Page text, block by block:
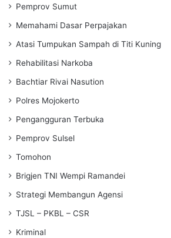
Pemprov Sumut
Memahami Dasar Perpajakan
Atasi Tumpukan Sampah di Titi Kuning
Rehabilitasi Narkoba
Bachtiar Rivai Nasution
Polres Mojokerto
Pengangguran Terbuka
Pemprov Sulsel
Tomohon
Brigjen TNI Wempi Ramandei
Strategi Membangun Agensi
TJSL – PKBL – CSR
Kriminal